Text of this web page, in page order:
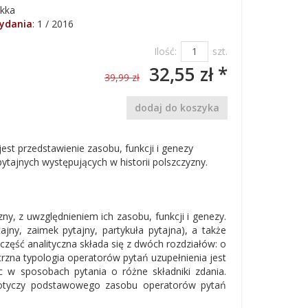
: 1 / 2016
Ilość:
szt.
39,99 zł
32,55 zł *
dodaj do koszyka
przedstawienie zasobu, funkcji i genezy
występujących w historii polszczyzny.
z uwzględnieniem ich zasobu, funkcji i genezy.
zaimek pytajny, partykuła pytajna), a także
analityczna składa się z dwóch rozdziałów: o
typologia operatorów pytań uzupełnienia jest
sposobach pytania o różne składniki zdania.
podstawowego zasobu operatorów pytań